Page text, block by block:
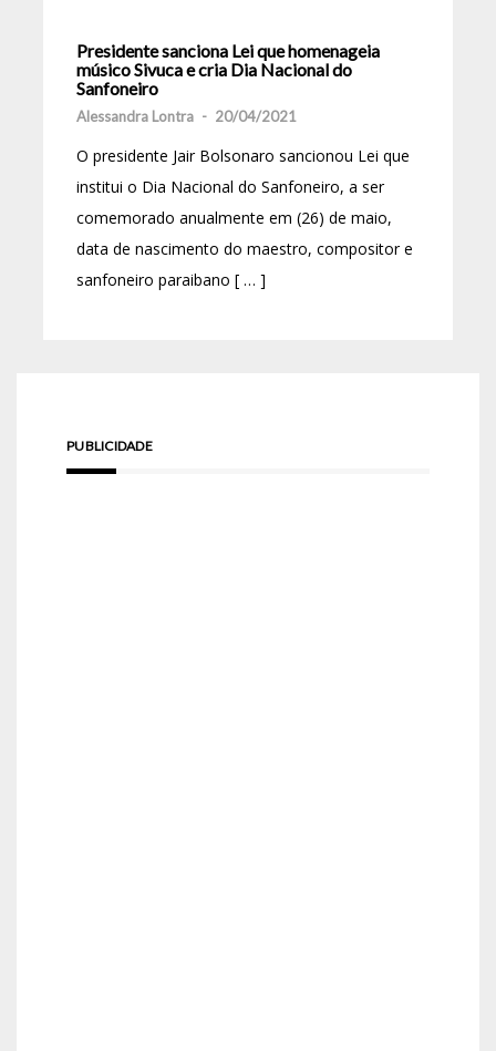
Presidente sanciona Lei que homenageia
músico Sivuca e cria Dia Nacional do
Sanfoneiro
Alessandra Lontra - 20/04/2021
O presidente Jair Bolsonaro sancionou Lei que
institui o Dia Nacional do Sanfoneiro, a ser
comemorado anualmente em (26) de maio,
data de nascimento do maestro, compositor e
sanfoneiro paraibano [ … ]
PUBLICIDADE